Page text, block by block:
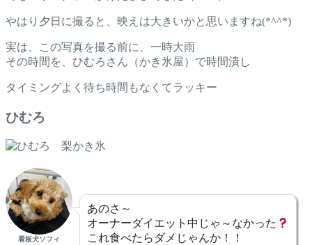
やはり夕日に撮ると、映えは大きいかと思いますね(*^^*)
実は、この写真を撮る前に、一時大雨
その時間を、ひむろさん（かき氷屋）で時間潰し
タイミングよく待ち時間もなくてラッキー
ひむろ
看板犬ソフィ
あのさ～
オーナーダイエット中じゃ～なかった
これ食べたらダメじゃんか！！